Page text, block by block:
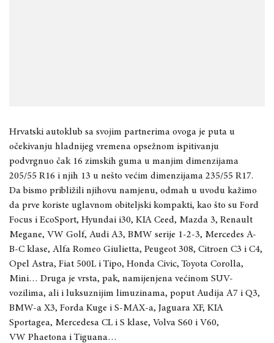
Hrvatski autoklub sa svojim partnerima ovoga je puta u
očekivanju hladnijeg vremena opsežnom ispitivanju
podvrgnuo čak 16 zimskih guma u manjim dimenzijama
205/55 R16 i njih 13 u nešto većim dimenzijama 235/55 R17.
Da bismo približili njihovu namjenu, odmah u uvodu kažimo
da prve koriste uglavnom obiteljski kompakti, kao što su Ford
Focus i EcoSport, Hyundai i30, KIA Ceed, Mazda 3, Renault
Megane, VW Golf, Audi A3, BMW serije 1-2-3, Mercedes A-
B-C klase, Alfa Romeo Giulietta, Peugeot 308, Citroen C3 i C4,
Opel Astra, Fiat 500L i Tipo, Honda Civic, Toyota Corolla,
Mini… Druga je vrsta, pak, namijenjena većinom SUV-
vozilima, ali i luksuznijim limuzinama, poput Audija A7 i Q3,
BMW-a X3, Forda Kuge i S-MAX-a, Jaguara XF, KIA
Sportagea, Mercedesa CL i S klase, Volva S60 i V60,
VW Phaetona i Tiguana…